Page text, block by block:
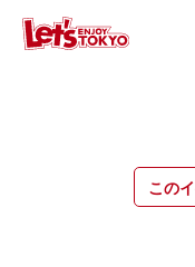
この